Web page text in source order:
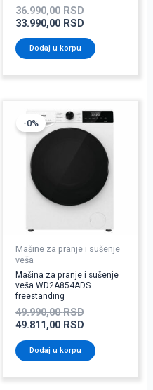
36.990,00RSD
33.990,00 RSD
Dodaj u korpu
-0%
Mašine za pranje i sušenje
veša
Mašina za pranje i sušenje
veša WD2A854ADS
freestanding
49.990,00RSD
cena
je
bila:
49.990,00
49.811,00 RSD
cena
je:
49.811,00
Dodaj u korpu